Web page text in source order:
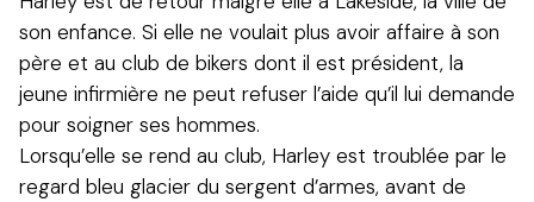
son enfance. Si elle ne voulait plus avoir affaire à son
père et au club de bikers dont il est président, la
jeune infirmière ne peut refuser l’aide qu’il lui demande
pour soigner ses hommes.
Lorsqu’elle se rend au club, Harley est troublée par le
regard bleu glacier du sergent d’armes, avant de